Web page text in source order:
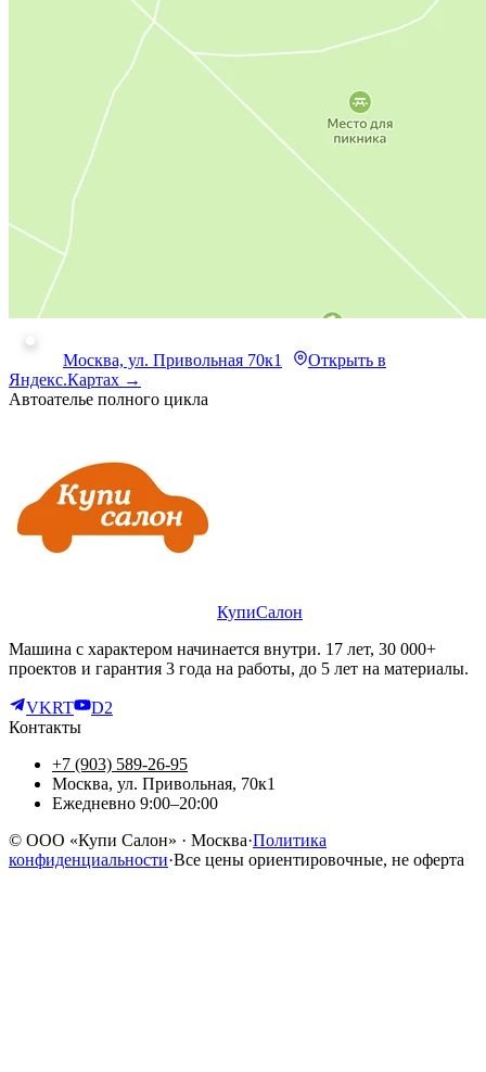
Москва, ул. Привольная 70к1
Открыть в
Яндекс.Картах →
Автоателье полного цикла
КупиСалон
Машина с характером начинается внутри. 17 лет, 30 000+
проектов и гарантия 3 года на работы, до 5 лет на материалы.
VKRT
D2
Контакты
+7 (903) 589-26-95
Москва, ул. Привольная, 70к1
Ежедневно 9:00–20:00
© ООО «Купи Салон» · Москва·Политика
конфиденциальности·Все цены ориентировочные, не оферта